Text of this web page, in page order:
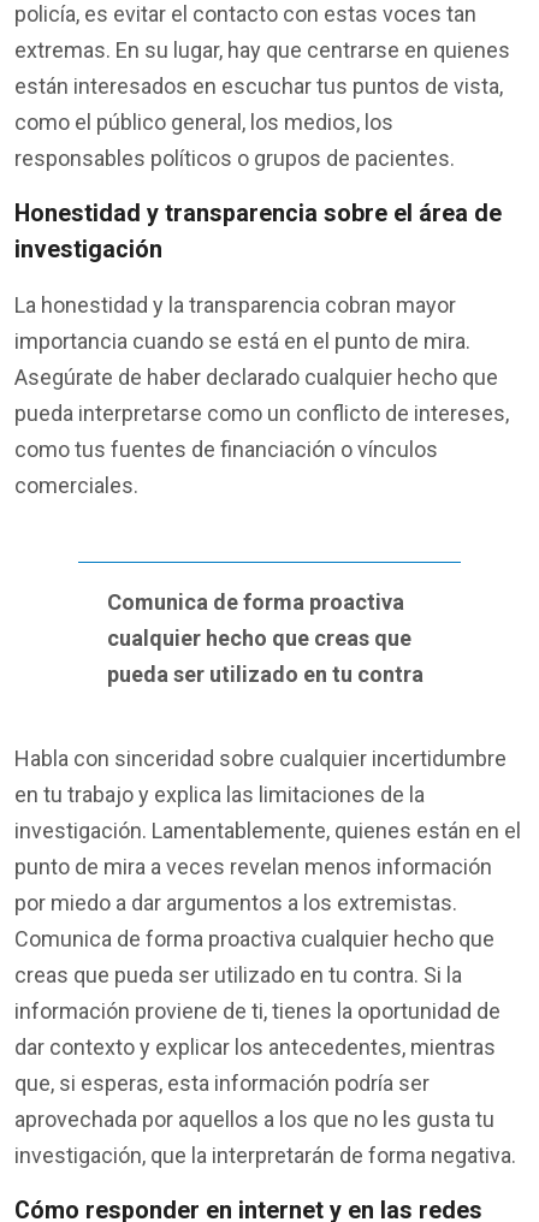
policía, es evitar el contacto con estas voces tan
extremas. En su lugar, hay que centrarse en quienes
están interesados en escuchar tus puntos de vista,
como el público general, los medios, los
responsables políticos o grupos de pacientes.
Honestidad y transparencia sobre el área de
investigación
La honestidad y la transparencia cobran mayor
importancia cuando se está en el punto de mira.
Asegúrate de haber declarado cualquier hecho que
pueda interpretarse como un conflicto de intereses,
como tus fuentes de financiación o vínculos
comerciales.
Comunica de forma proactiva
cualquier hecho que creas que
pueda ser utilizado en tu contra
Habla con sinceridad sobre cualquier incertidumbre
en tu trabajo y explica las limitaciones de la
investigación. Lamentablemente, quienes están en el
punto de mira a veces revelan menos información
por miedo a dar argumentos a los extremistas.
Comunica de forma proactiva cualquier hecho que
creas que pueda ser utilizado en tu contra. Si la
información proviene de ti, tienes la oportunidad de
dar contexto y explicar los antecedentes, mientras
que, si esperas, esta información podría ser
aprovechada por aquellos a los que no les gusta tu
investigación, que la interpretarán de forma negativa.
Cómo responder en internet y en las redes